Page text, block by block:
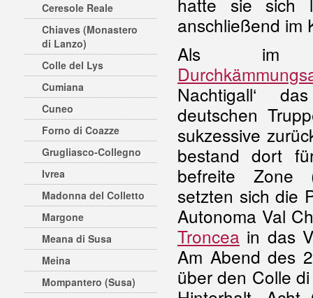
Ceresole Reale
Chiaves (Monastero
di Lanzo)
Colle del Lys
Cumiana
Cuneo
Forno di Coazze
Grugliasco-Collegno
Ivrea
Madonna del Colletto
Margone
Meana di Susa
Meina
Mompantero (Susa)
anschließend im
Als im
Nachtigall‘
deutschen
sukzessive
bestand dort
befreite Zone
setzten sich die
Autonoma Val
Troncea in das
Am Abend des
über den Colle